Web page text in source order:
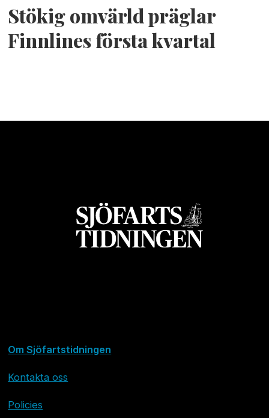
Stökig omvärld präglar
Finnlines första kvartal
Om Sjöfartstidningen
Kontakta oss
Policies